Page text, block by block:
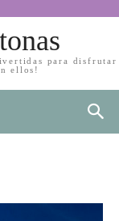
para disfrutar
ellos!